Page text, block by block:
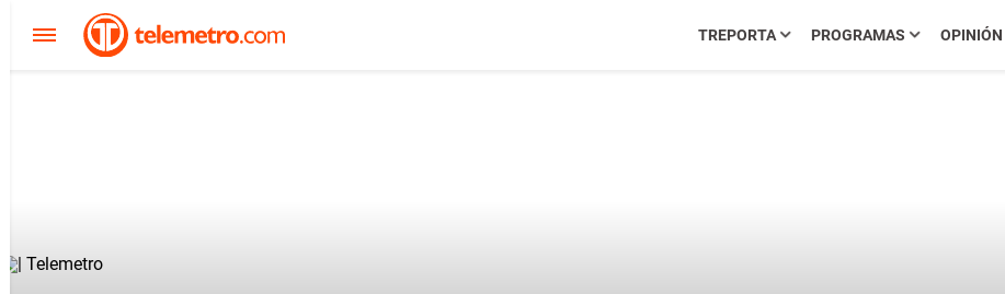
TREPORTA PROGRAMAS OPINIÓN